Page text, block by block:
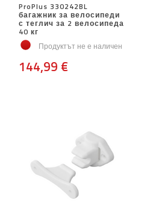
ProPlus 330242BL
багажник за велосипеди
с теглич за 2 велосипеда
40 кг
Продуктът не е наличен
144,99 €